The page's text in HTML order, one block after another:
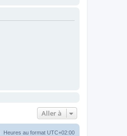
Aller à
Heures au format UTC+02:00